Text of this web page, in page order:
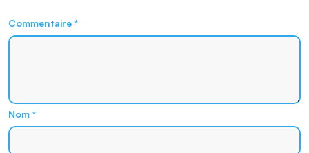
Commentaire *
Nom *